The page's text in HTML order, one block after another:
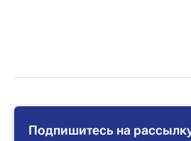
Подпишитесь на